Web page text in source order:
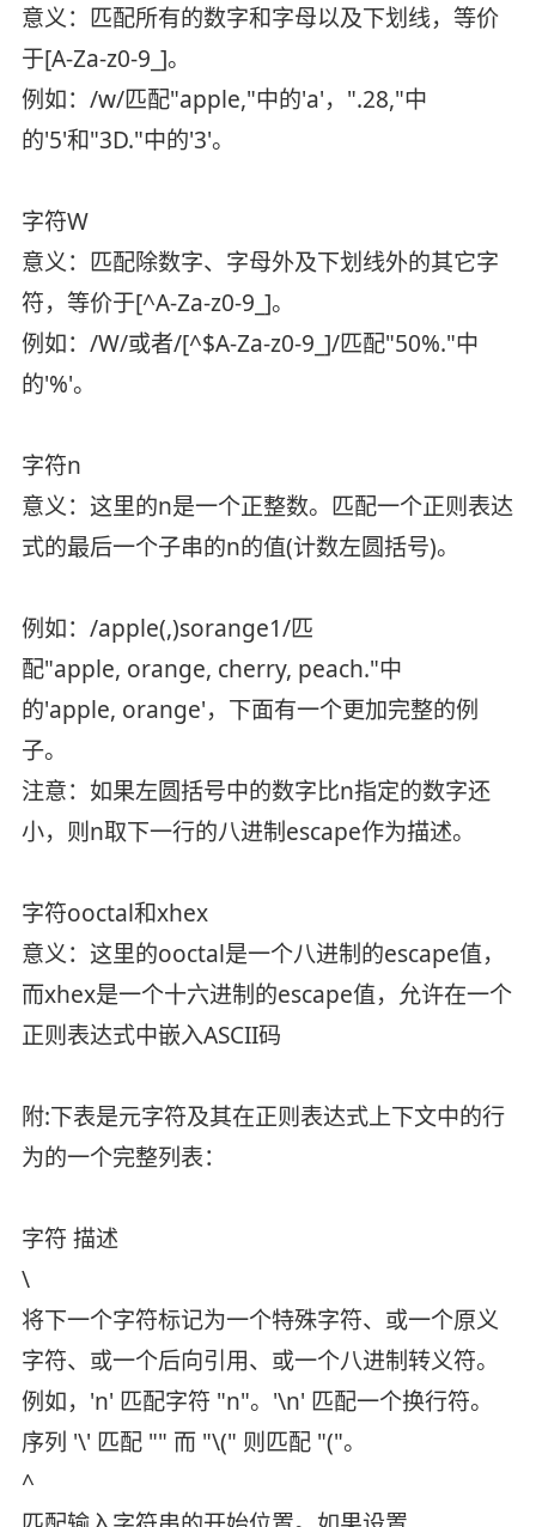
意义：匹配所有的数字和字母以及下划线，等价
于[A-Za-z0-9_]。
例如：/w/匹配"apple,"中的'a'，".28,"中
的'5'和"3D."中的'3'。
字符W
意义：匹配除数字、字母外及下划线外的其它字
符，等价于[^A-Za-z0-9_]。
例如：/W/或者/[^$A-Za-z0-9_]/匹配"50%."中
的'%'。
字符n
意义：这里的n是一个正整数。匹配一个正则表达
式的最后一个子串的n的值(计数左圆括号)。
例如：/apple(,)sorange1/匹
配"apple, orange, cherry, peach."中
的'apple, orange'，下面有一个更加完整的例
子。
注意：如果左圆括号中的数字比n指定的数字还
小，则n取下一行的八进制escape作为描述。
字符ooctal和xhex
意义：这里的ooctal是一个八进制的escape值，
而xhex是一个十六进制的escape值，允许在一个
正则表达式中嵌入ASCII码
附:下表是元字符及其在正则表达式上下文中的行
为的一个完整列表：
字符 描述
\
将下一个字符标记为一个特殊字符、或一个原义
字符、或一个后向引用、或一个八进制转义符。
例如，'n' 匹配字符 "n"。'\n' 匹配一个换行符。
序列 '\' 匹配 "" 而 "\(" 则匹配 "("。
^